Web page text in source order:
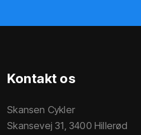
Kontakt os
Skansen Cykler
Skansevej 31, 3400 Hillerød